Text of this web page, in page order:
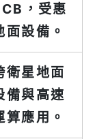
，受惠
面設備。
衛星地面
備與高速
算應用。